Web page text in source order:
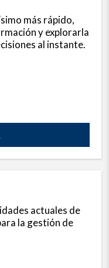
más rápido,
y explorarla
al instante.
actuales de
la gestión de